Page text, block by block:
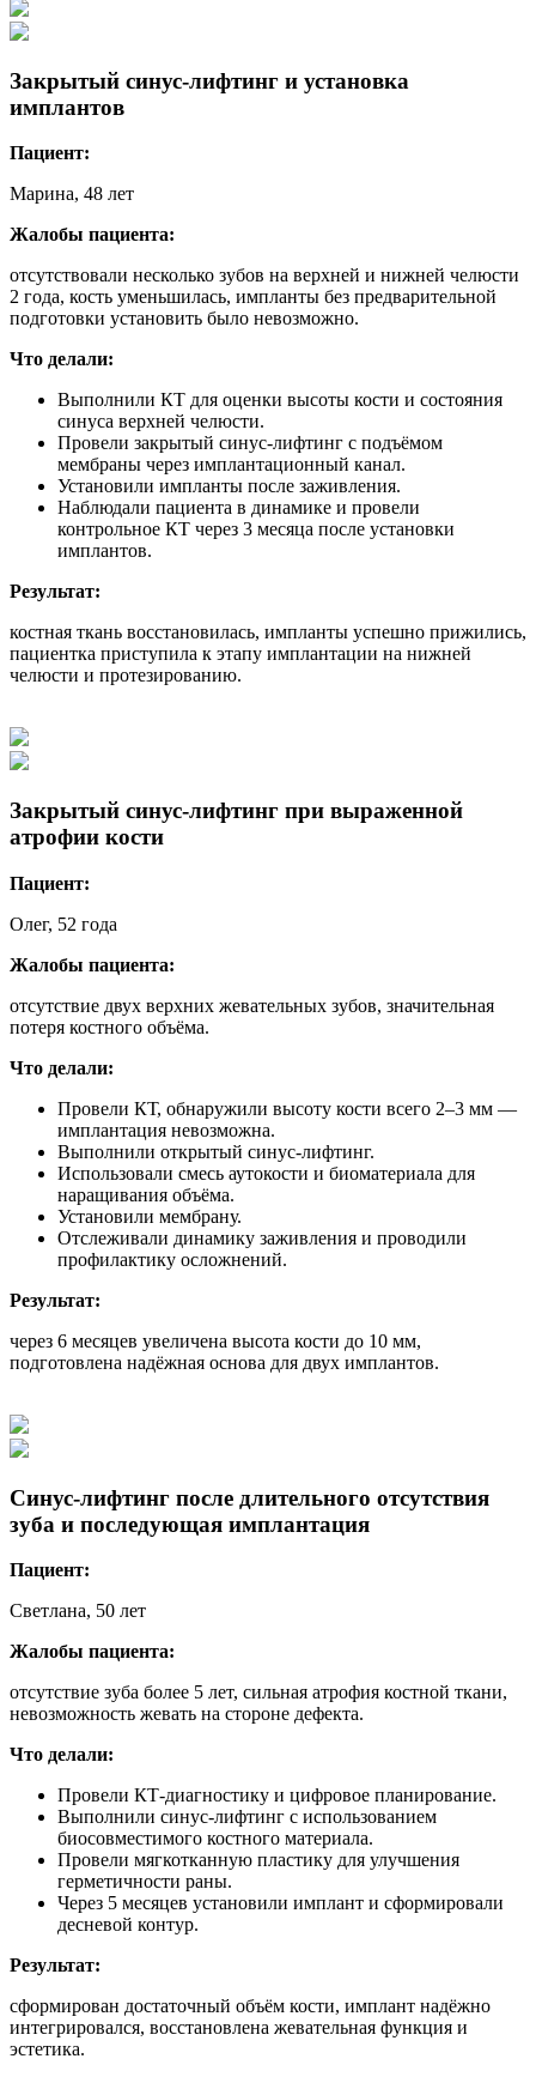
Закрытый синус-лифтинг и установка
имплантов
Пациент:
Марина, 48 лет
Жалобы пациента:
отсутствовали несколько зубов на верхней и нижней челюсти
2 года, кость уменьшилась, импланты без предварительной
подготовки установить было невозможно.
Что делали:
Выполнили КТ для оценки высоты кости и состояния
синуса верхней челюсти.
Провели закрытый синус-лифтинг с подъёмом
мембраны через имплантационный канал.
Установили импланты после заживления.
Наблюдали пациента в динамике и провели
контрольное КТ через 3 месяца после установки
имплантов.
Результат:
костная ткань восстановилась, импланты успешно прижились,
пациентка приступила к этапу имплантации на нижней
челюсти и протезированию.
Закрытый синус-лифтинг при выраженной
атрофии кости
Пациент:
Олег, 52 года
Жалобы пациента:
отсутствие двух верхних жевательных зубов, значительная
потеря костного объёма.
Что делали:
Провели КТ, обнаружили высоту кости всего 2–3 мм —
имплантация невозможна.
Выполнили открытый синус-лифтинг.
Использовали смесь аутокости и биоматериала для
наращивания объёма.
Установили мембрану.
Отслеживали динамику заживления и проводили
профилактику осложнений.
Результат:
через 6 месяцев увеличена высота кости до 10 мм,
подготовлена надёжная основа для двух имплантов.
Синус-лифтинг после длительного отсутствия
зуба и последующая имплантация
Пациент:
Светлана, 50 лет
Жалобы пациента:
отсутствие зуба более 5 лет, сильная атрофия костной ткани,
невозможность жевать на стороне дефекта.
Что делали:
Провели КТ-диагностику и цифровое планирование.
Выполнили синус-лифтинг с использованием
биосовместимого костного материала.
Провели мягкотканную пластику для улучшения
герметичности раны.
Через 5 месяцев установили имплант и сформировали
десневой контур.
Результат:
сформирован достаточный объём кости, имплант надёжно
интегрировался, восстановлена жевательная функция и
эстетика.